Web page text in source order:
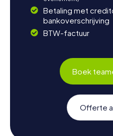
Betaling met
bankoverschrijving
BTW-factuur
Boek
Offerte